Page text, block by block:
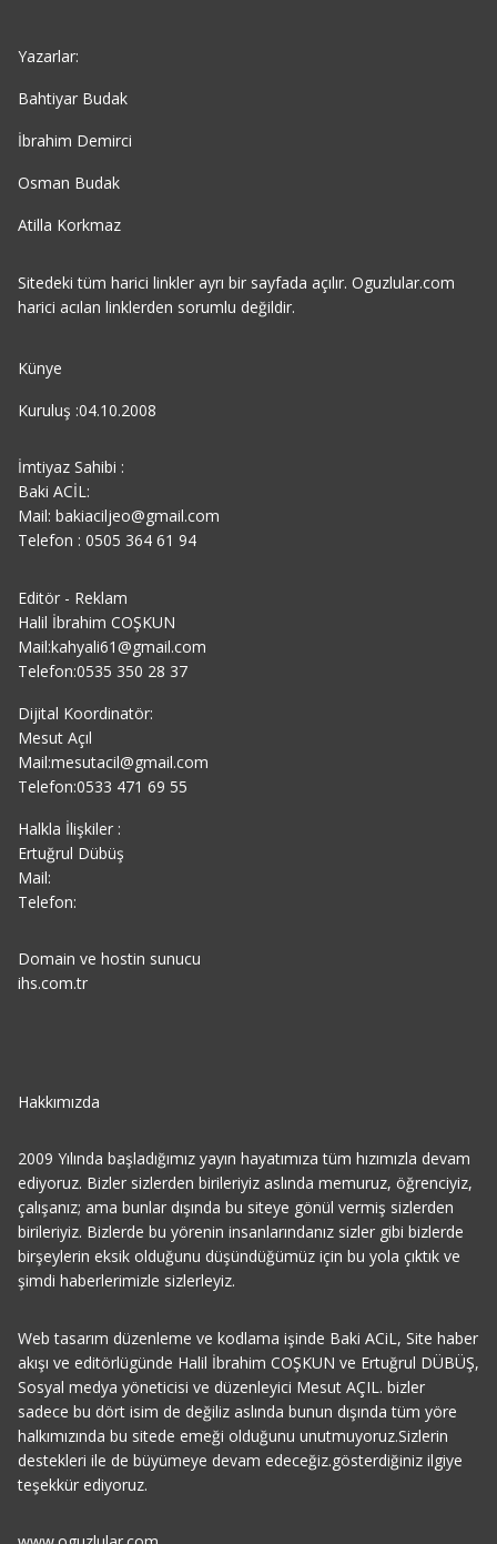
Yazarlar:
Bahtiyar Budak
İbrahim Demirci
Osman Budak
Atilla Korkmaz
Sitedeki tüm harici linkler ayrı bir sayfada açılır. Oguzlular.com
harici acılan linklerden sorumlu değildir.
Künye
Kuruluş :04.10.2008
İmtiyaz Sahibi :
Baki ACİL:
Mail: bakiaciljeo@gmail.com
Telefon : 0505 364 61 94
Editör - Reklam
Halil İbrahim COŞKUN
Mail:kahyali61@gmail.com
Telefon:0535 350 28 37
Dijital Koordinatör:
Mesut Açıl
Mail:mesutacil@gmail.com
Telefon:0533 471 69 55
Halkla İlişkiler :
Ertuğrul Dübüş
Mail:
Telefon:
Domain ve hostin sunucu
ihs.com.tr
Hakkımızda
2009 Yılında başladığımız yayın hayatımıza tüm hızımızla devam
ediyoruz. Bizler sizlerden birileriyiz aslında memuruz, öğrenciyiz,
çalışanız; ama bunlar dışında bu siteye gönül vermiş sizlerden
birileriyiz. Bizlerde bu yörenin insanlarındanız sizler gibi bizlerde
birşeylerin eksik olduğunu düşündüğümüz için bu yola çıktık ve
şimdi haberlerimizle sizlerleyiz.
Web tasarım düzenleme ve kodlama işinde Baki ACiL, Site haber
akışı ve editörlügünde Halil İbrahim COŞKUN ve Ertuğrul DÜBÜŞ,
Sosyal medya yöneticisi ve düzenleyici Mesut AÇIL. bizler
sadece bu dört isim de değiliz aslında bunun dışında tüm yöre
halkımızında bu sitede emeği olduğunu unutmuyoruz.Sizlerin
destekleri ile de büyümeye devam edeceğiz.gösterdiğiniz ilgiye
teşekkür ediyoruz.